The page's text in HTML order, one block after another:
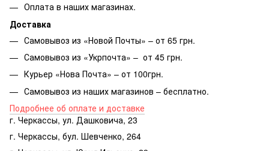
Оплата в наших магазинах.
Доставка
Самовывоз из «Новой Почты» – от 65 грн.
Самовывоз из «Укрпочта» – от 45 грн.
Курьер «Нова Почта» – от 100грн.
Самовывоз из наших магазинов – бесплатно.
Подробнее об оплате и доставке
г. Черкассы, ул. Дашковича, 23
г. Черкассы, бул. Шевченко, 264